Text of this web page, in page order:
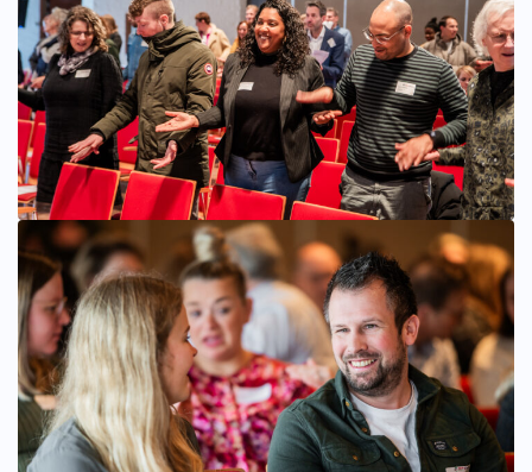
Bekijk afbeelding groter